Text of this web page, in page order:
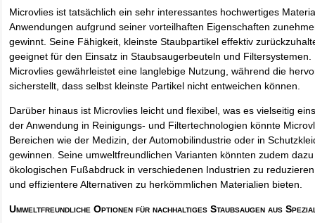
Microvlies ist tatsächlich ein sehr interessantes hochwertiges
Anwendungen aufgrund seiner vorteilhaften Eigenschaften
gewinnt. Seine Fähigkeit, kleinste Staubpartikel effektiv
geeignet für den Einsatz in Staubsaugerbeuteln und
Microvlies gewährleistet eine langlebige Nutzung, während die
sicherstellt, dass selbst kleinste Partikel nicht entweichen können.
Darüber hinaus ist Microvlies leicht und flexibel, was es vielseitig
der Anwendung in Reinigungs- und Filtertechnologien könnte
Bereichen wie der Medizin, der Automobilindustrie oder in
gewinnen. Seine umweltfreundlichen Varianten könnten zudem
ökologischen Fußabdruck in verschiedenen Industrien zu
und effizientere Alternativen zu herkömmlichen Materialien bieten.
Umweltfreundliche Optionen für nachhaltiges Staubsaugen aus